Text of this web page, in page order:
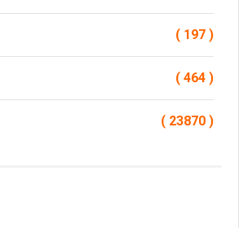
( 197 )
( 464 )
( 23870 )